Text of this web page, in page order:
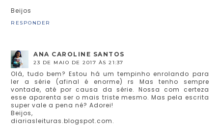
Beijos
RESPONDER
ANA CAROLINE SANTOS
23 DE MAIO DE 2017 ÀS 21:37
Olá, tudo bem? Estou há um tempinho enrolando para
ler a série (afinal é enorme) rs Mas tenho sempre
vontade, até por causa da série. Nossa com certeza
esse aparenta ser o mais triste mesmo. Mas pela escrita
super vale a pena né? Adorei!
Beijos,
diariasleituras.blogspot.com.